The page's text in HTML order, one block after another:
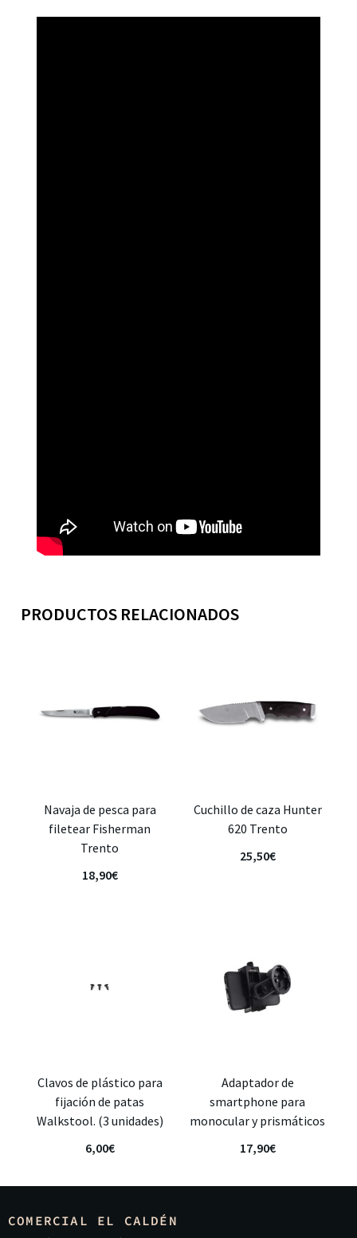
PRODUCTOS RELACIONADOS
Navaja de pesca para
filetear Fisherman
Trento
18,90€
Cuchillo de caza Hunter
620 Trento
25,50€
Clavos de plástico para
fijación de patas
Walkstool. (3 unidades)
6,00€
Adaptador de
smartphone para
monocular y prismáticos
17,90€
COMERCIAL EL CALDÉN